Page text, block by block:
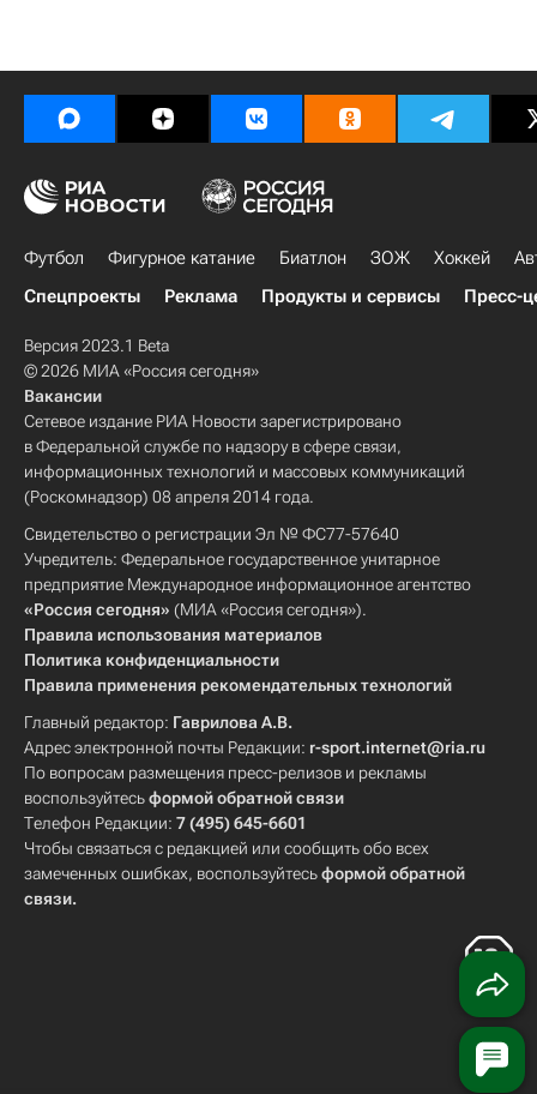
Футбол Фигурное катание Биатлон ЗОЖ Хоккей
Спецпроекты
Реклама Продукты и сервисы Пресс-
Версия 2023.1 Beta
© 2026 МИА «Россия сегодня»
Вакансии
Сетевое издание РИА Новости зарегистрировано
в Федеральной службе по надзору в сфере связи,
информационных технологий и массовых коммуникаций
(Роскомнадзор) 08 апреля 2014 года.
Свидетельство о регистрации Эл № ФС77-57640
Учредитель: Федеральное государственное унитарное
предприятие Международное информационное агентство
«Россия сегодня» (МИА «Россия сегодня»).
Правила использования материалов
Политика конфиденциальности
Правила применения рекомендательных технологий
Главный редактор: Гаврилова А.В.
Адрес электронной почты Редакции: r-sport.internet@ria.ru
По вопросам размещения пресс-релизов и рекламы
воспользуйтесьформой обратной связи
Телефон Редакции: 7 (495) 645-6601
Чтобы связаться с редакцией или сообщить обо всех
замеченных ошибках, воспользуйтесьформой обратной
связи.